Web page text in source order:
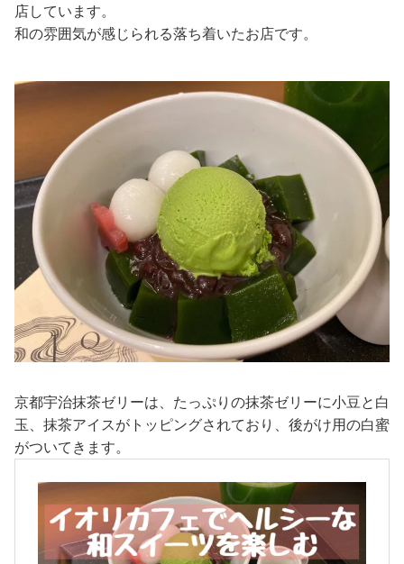
店しています。
和の雰囲気が感じられる落ち着いたお店です。
京都宇治抹茶ゼリーは、たっぷりの抹茶ゼリーに小豆と白
玉、抹茶アイスがトッピングされており、後がけ用の白蜜
がついてきます。